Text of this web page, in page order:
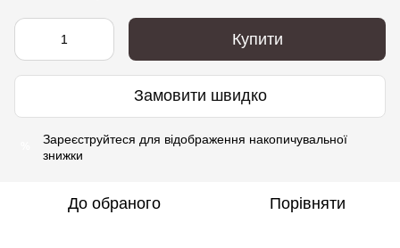
Купити
Замовити швидко
Зареєструйтеся для відображення накопичувальної
знижки
До обраного Порівняти